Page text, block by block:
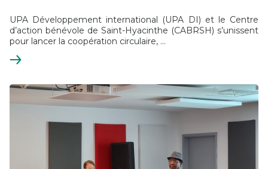
UPA Développement international (UPA DI) et le Centre
d’action bénévole de Saint-Hyacinthe (CABRSH) s’unissent
pour lancer la coopération circulaire, ...
En
plus